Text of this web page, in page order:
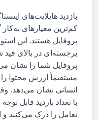
کم‌ترین معیارهای
پروفایل هستند. این
برجسته‌ای در بالای فید
پروفایل شما را نشان
مستقیماً ارزش محتوا را
انسانی نشان می‌دهد.
با تعداد بازدید قابل
تعامل را درک می‌کنند